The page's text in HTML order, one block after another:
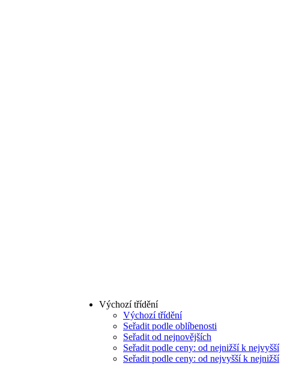
Výchozí třídění
Výchozí třídění
Seřadit podle oblíbenosti
Seřadit od nejnovějších
Seřadit podle ceny: od nejnižší k nejvyšší
Seřadit podle ceny: od nejvyšší k nejnižší